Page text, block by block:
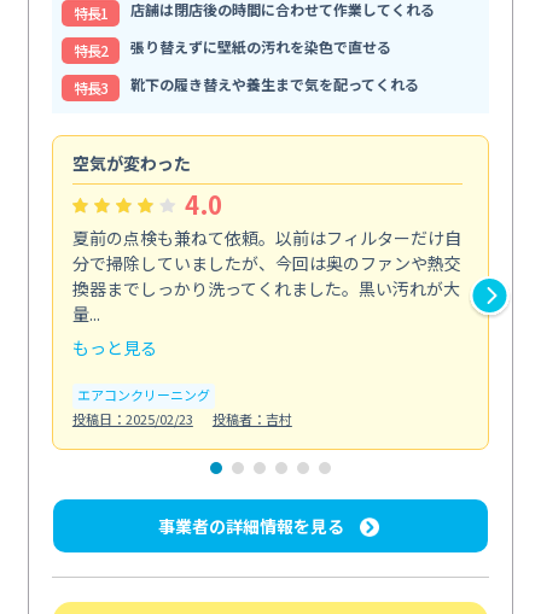
特⻑1
店舗は閉店後の時間に合わせて作業してくれる
特⻑2
張り替えずに壁紙の汚れを染色で直せる
特⻑3
靴下の履き替えや養生まで気を配ってくれる
空気が変わった
4.0
夏前の点検も兼ねて依頼。以前はフィルターだけ自
分で掃除していましたが、今回は奥のファンや熱交
換器までしっかり洗ってくれました。黒い汚れが大
量...
もっと見る
エアコンクリーニング
投稿日：2025/02/23
投稿者：吉村
事業者の詳細情報を見る